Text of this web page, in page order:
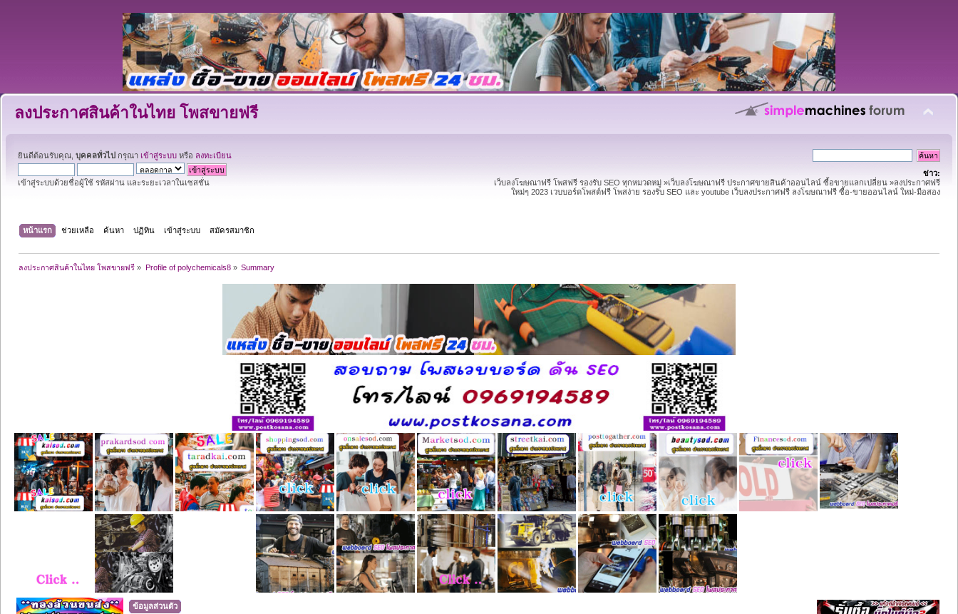
ลงประกาศสินค้าในไทย โพสขายฟรี
ยินดีต้อนรับคุณ, บุคคลทั่วไป กรุณา เข้าสู่ระบบ หรือ ลงทะเบียน
เข้าสู่ระบบด้วยชื่อผู้ใช้ รหัสผ่าน และระยะเวลาในเซสชั่น
ข่าว:
เว็บลงโฆษณาฟรี โพสฟรี รองรับ SEO ทุกหมวดหมู่ »เว็บลงโฆษณาฟรี ประกาศขายสินค้าออนไลน์ ซื้อขายแลกเปลี่ยน »ลงประกาศฟรี
ใหม่ๆ 2023 เวบบอร์ดโพสต์ฟรี โพสง่าย รองรับ SEO และ youtube เว็บลงประกาศฟรี ลงโฆษณาฟรี ซื้อ-ขายออนไลน์ ใหม่-มือสอง
หน้าแรก ช่วยเหลือ ค้นหา ปฏิทิน เข้าสู่ระบบ สมัครสมาชิก
ลงประกาศสินค้าในไทย โพสขายฟรี » Profile of polychemicals8» Summary
ข้อมูลส่วนตัว